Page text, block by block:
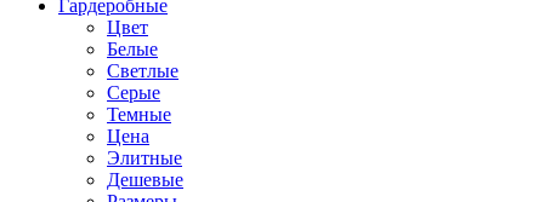
Гардеробные
Цвет
Белые
Светлые
Серые
Темные
Цена
Элитные
Дешевые